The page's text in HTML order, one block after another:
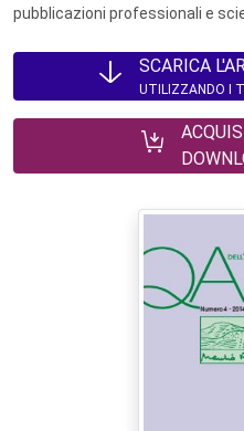
pubblicazioni professionali e
SCARICA
UTILIZZANDO I